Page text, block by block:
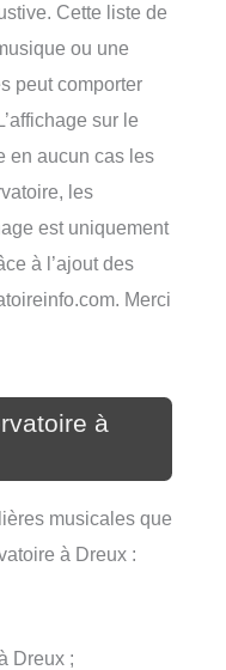
Cette liste de
ou une
peut comporter
sur le
en aucun cas les
les
est uniquement
à l’ajout des
Merci
à
musicales que
à Dreux :
Dreux ;